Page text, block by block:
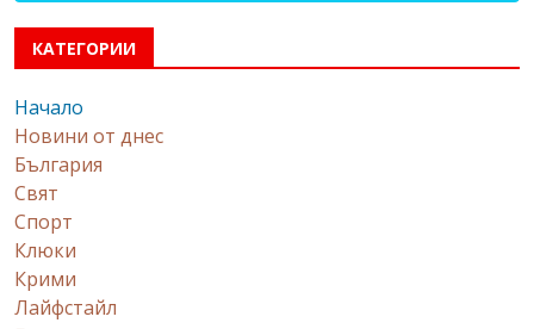
КАТЕГОРИИ
Начало
Новини от днес
България
Свят
Спорт
Клюки
Крими
Лайфстайл